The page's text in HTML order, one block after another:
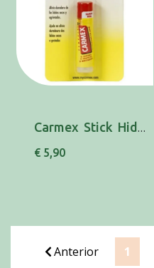
Carmex Stick Hid Lab Spf15 4,25g
€ 5,90
Anterior 1